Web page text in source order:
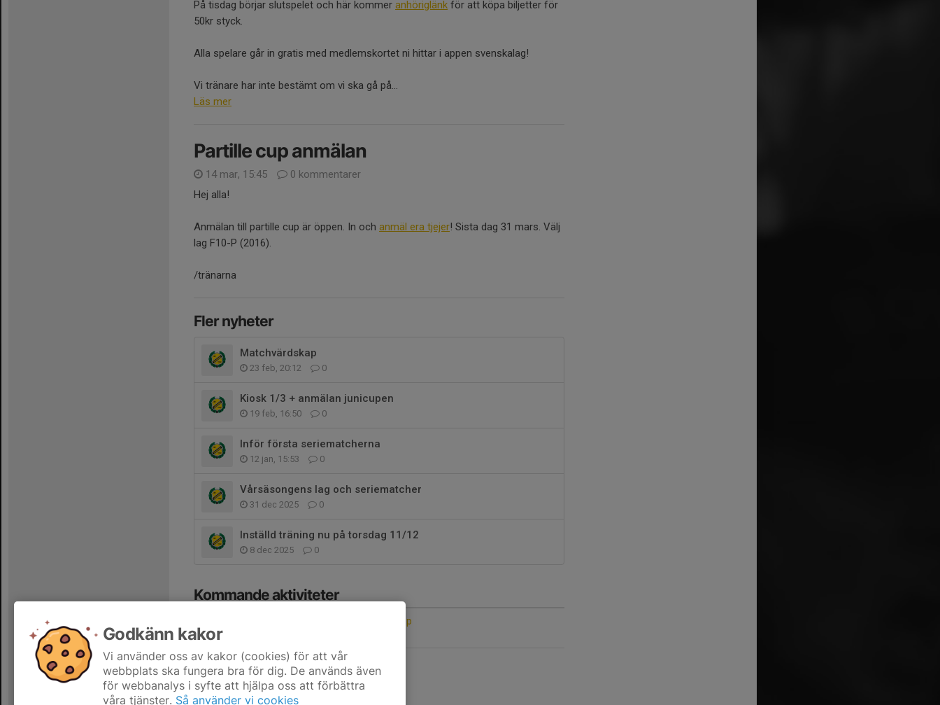
På tisdag börjar slutspelet och här kommer anhöriglänk för att köpa biljetter för
50kr styck.
Alla spelare går in gratis med medlemskortet ni hittar i appen svenskalag!
Vi tränare har inte bestämt om vi ska gå på...
Läs mer
Partille cup anmälan
14 mar, 15:45
0 kommentarer
Hej alla!
Anmälan till partille cup är öppen. In och anmäl era tjejer! Sista dag 31 mars. Välj
lag F10-P (2016).
/tränarna
Fler nyheter
Matchvärdskap
23 feb, 20:12 0
Kiosk 1/3 + anmälan junicupen
19 feb, 16:50 0
Inför första seriematcherna
12 jan, 15:53 0
Vårsäsongens lag och seriematcher
31 dec 2025 0
Inställd träning nu på torsdag 11/12
8 dec 2025 0
Kommande aktiviteter
17:00-20:00
Anmälan Göteborg cup 11-13 sep
Hela kalendern
Godkänn kakor
Vi använder oss av kakor (cookies) för att vår
webbplats ska fungera bra för dig. De används även
för webbanalys i syfte att hjälpa oss att förbättra
våra tjänster. Så använder vi cookies